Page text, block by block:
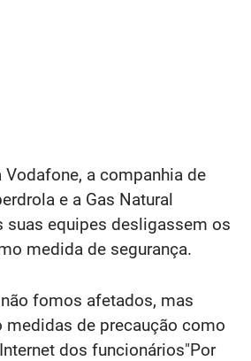
a companhia de
e a Gas Natural
suas equipes desligassem os
medida de segurança.
fomos afetados, mas
de precaução como
dos funcionários"Por